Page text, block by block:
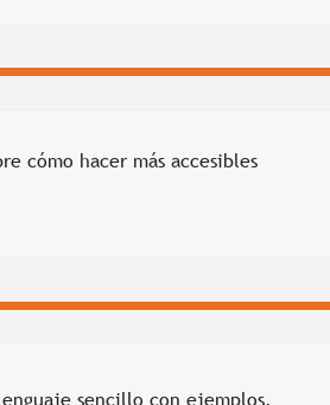
cómo hacer más accesibles
sencillo con ejemplos.